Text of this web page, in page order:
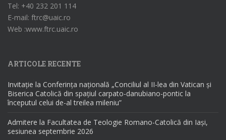
Tel: +40 232 201 114
E-mail: ftrc@uaic.ro
Web :www.ftrc.uaic.ro
ARTICOLE RECENTE
Invitație la Conferința națională „Conciliul al II-lea din Vatican și
Biserica Catolică din spațiul carpato-danubiano-pontic la
începutul celui de-al treilea mileniu”
Admitere la Facultatea de Teologie Romano-Catolică din Iași,
sesiunea septembrie 2026